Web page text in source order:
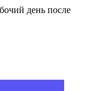
день после